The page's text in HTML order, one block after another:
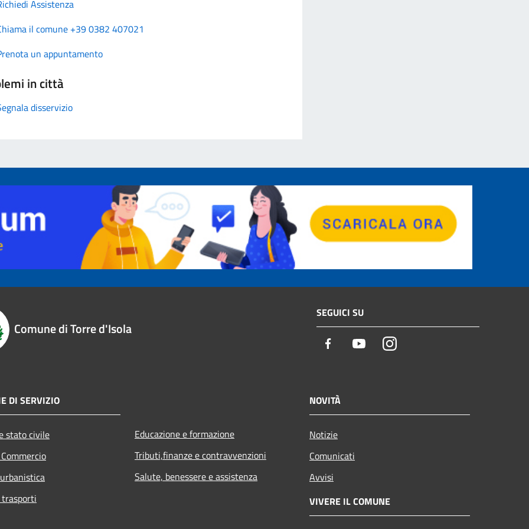
Assistenza
il comune +39 0382 407021
un appuntamento
in città
disservizio
Comune di Torre d'Isola
SEGUICI SU
Facebook YoutubeInstagram
DI SERVIZIO
stato civile
Educazione e formazione
Tributi,finanze e contravvenzioni
Salute, benessere e assistenza
NOVITÀ
Notizie
Comunicati
Avvisi
VIVERE IL COMUNE